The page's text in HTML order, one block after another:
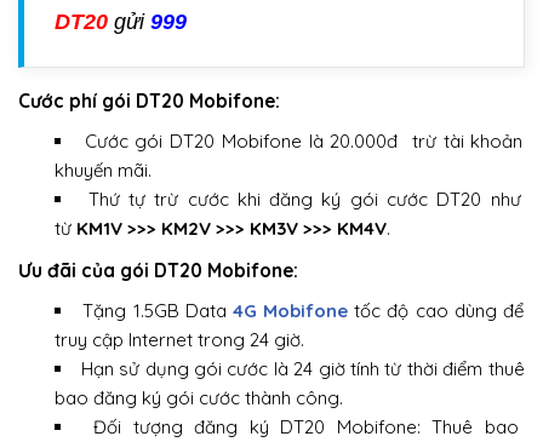
DT20 gửi 999
Cước phí gói DT20 Mobifone:
Cước gói DT20 Mobifone là 20.000đ trừ tài khoản
khuyến mãi.
Thứ tự trừ cước khi đăng ký gói cước DT20 như
từ KM1V >>> KM2V >>> KM3V >>> KM4V.
Ưu đãi của gói DT20 Mobifone:
Tặng 1.5GB Data 4G Mobifone tốc độ cao dùng để
truy cập Internet trong 24 giờ.
Hạn sử dụng gói cước là 24 giờ tính từ thời điểm thuê
bao đăng ký gói cước thành công.
Đối tượng đăng ký DT20 Mobifone: Thuê bao